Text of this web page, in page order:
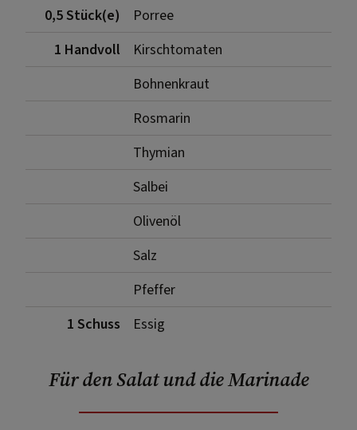
0,5 Stück(e)
Porree
1 Handvoll
Kirschtomaten
Bohnenkraut
Rosmarin
Thymian
Salbei
Olivenöl
Salz
Pfeffer
1 Schuss
Essig
Für den Salat und die Marinade